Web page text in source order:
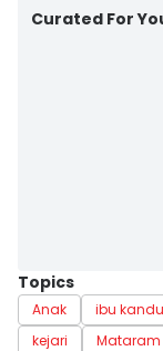
Curated For
Topics
Anak ibu
kejari
Mataram